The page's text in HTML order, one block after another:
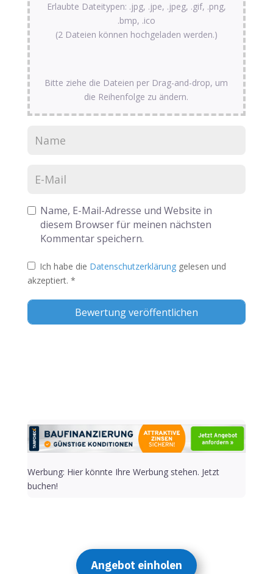
Erlaubte Dateitypen: .jpg, .jpe, .jpeg, .gif, .png,
.bmp, .ico
(2 Dateien können hochgeladen werden.)
Bitte ziehe die Dateien per Drag-and-drop, um
die Reihenfolge zu ändern.
Name, E-Mail-Adresse und Website in
diesem Browser für meinen nächsten
Kommentar speichern.
Ich habe die Datenschutzerklärung gelesen und
akzeptiert. *
Werbung: Hier könnte Ihre Werbung stehen. Jetzt
buchen!
Angebot einholen